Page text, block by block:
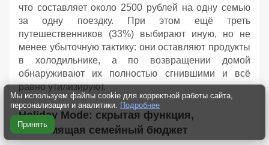
что составляет около 2500 рублей на одну семью
за одну поездку. При этом ещё треть
путешественников (33%) выбирают иную, но не
менее убыточную тактику: они оставляют продукты
в холодильнике, а по возвращении домой
обнаруживают их полностью сгнившими и всё
равно утилизируют.
Holiday Mode: скрытая функция,
экономящая семейный бюджет
Мы используем файлы cookie для корректной работы сайта,
персонализации и аналитики. Подробнее
Принять